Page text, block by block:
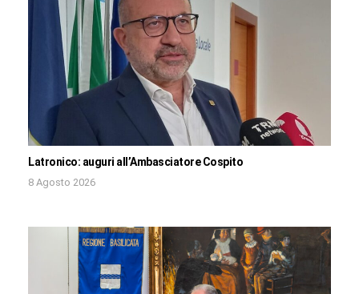
Latronico: auguri all’Ambasciatore Cospito
8 Agosto 2026